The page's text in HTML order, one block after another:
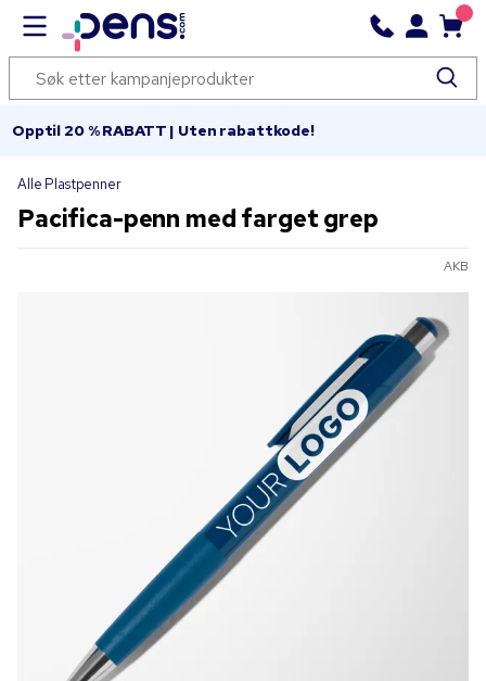
Opptil 20 % RABATT | Uten rabattkode!
Alle Plastpenner
Pacifica-penn med farget grep
AKB